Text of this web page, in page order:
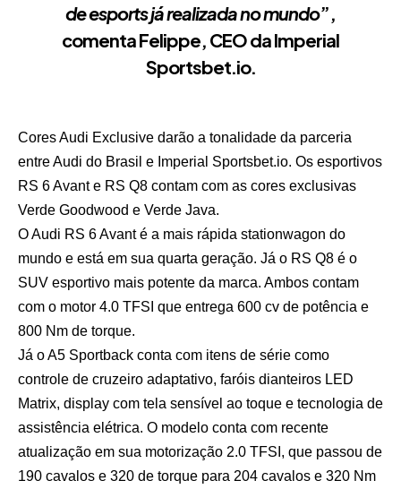
de esports já realizada no mundo”,
comenta Felippe, CEO da Imperial
Sportsbet.io.
Cores Audi Exclusive darão a tonalidade da parceria
entre Audi do Brasil e Imperial Sportsbet.io. Os esportivos
RS 6 Avant e RS Q8 contam com as cores exclusivas
Verde Goodwood e Verde Java.
O Audi RS 6 Avant é a mais rápida stationwagon do
mundo e está em sua quarta geração. Já o RS Q8 é o
SUV esportivo mais potente da marca. Ambos contam
com o motor 4.0 TFSI que entrega 600 cv de potência e
800 Nm de torque.
Já o A5 Sportback conta com itens de série como
controle de cruzeiro adaptativo, faróis dianteiros LED
Matrix, display com tela sensível ao toque e tecnologia de
assistência elétrica. O modelo conta com recente
atualização em sua motorização 2.0 TFSI, que passou de
190 cavalos e 320 de torque para 204 cavalos e 320 Nm